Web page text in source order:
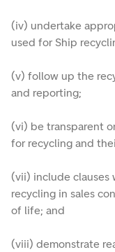
(iv) undertake
used for Ship
(v) follow up the
and reporting;
(vi) be transparent
for recycling and
(vii) include clauses
recycling in sales
of life; and
(viii) demonstrate